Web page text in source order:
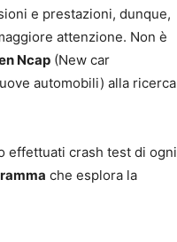
e prestazioni, dunque,
attenzione. Non è
Ncap (New car
automobili) alla ricerca
effettuati crash test di ogni
che esplora la